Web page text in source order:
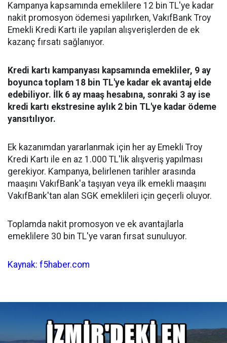
Kampanya kapsamında emeklilere 12 bin TL'ye kadar
nakit promosyon ödemesi yapılırken, VakıfBank Troy
Emekli Kredi Kartı ile yapılan alışverişlerden de ek
kazanç fırsatı sağlanıyor.
Kredi kartı kampanyası kapsamında emekliler, 9 ay
boyunca toplam 18 bin TL'ye kadar ek avantaj elde
edebiliyor. İlk 6 ay maaş hesabına, sonraki 3 ay ise
kredi kartı ekstresine aylık 2 bin TL'ye kadar ödeme
yansıtılıyor.
Ek kazanımdan yararlanmak için her ay Emekli Troy
Kredi Kartı ile en az 1.000 TL'lik alışveriş yapılması
gerekiyor. Kampanya, belirlenen tarihler arasında
maaşını VakıfBank'a taşıyan veya ilk emekli maaşını
VakıfBank'tan alan SGK emeklileri için geçerli oluyor.
Toplamda nakit promosyon ve ek avantajlarla
emeklilere 30 bin TL'ye varan fırsat sunuluyor.
Kaynak: f5haber.com